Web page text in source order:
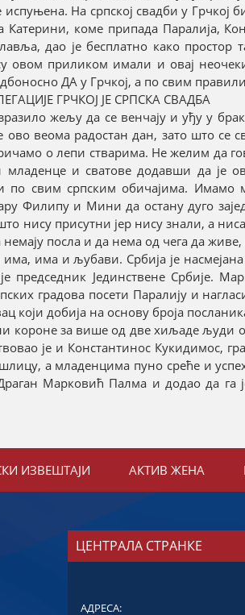
На српској свадби у Грчкој
коме припада Паралија,
дао је бесплатно како
овом приликом имали и овај
ДА у Грчкој, а по свим
ГРЧКОЈ ЈЕ СРПСКА СВАДБА
жељу да се венчају и уђу у
ово веома радостан дан, зато што се
о лепи стварима. Не желим да
и сватове додавши да је
по свим српским обичајима. Имамо
Филипу и Мини да остану дуго
присутни јер нису знали, а
посла и да нема од чега да
има и љубави. Србија је
председник Јединствене Србије.
градова посети Паралију и
који добија на основу броја
короне за више од две хиљаде људи
је и Константинос Кукидимос,
а младенцима пуно среће и
Драган Марковић Палма и додао да
ИЗВЕШТАЈИ АКТИВ ЖЕНА
ЦЕНТРАЛА СТРАНКЕ
АДРЕСА: